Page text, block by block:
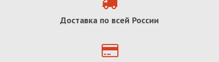
Доставка по всей России